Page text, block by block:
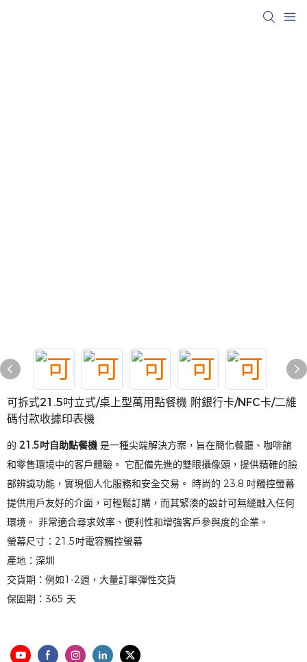
可拆式21.5吋立式/桌上型萬用點餐機 附銀行卡/NFC卡/二維
碼付款收據印表機
的 21.5吋自助點餐機 是一種尖端解決方案，旨在簡化餐廳、咖啡館
和零售環境中的客戶體驗。 它配備先進的雙眼攝像頭，提供精確的臉
部辨識功能，實現個人化服務和安全交易。 時尚的 23.8 吋觸控螢幕
提供用戶友好的介面，可輕鬆訂購，而其緊湊的設計可無縫融入任何
環境。 非常適合尋求效率、便利性和增強客戶參與度的企業。
螢幕尺寸：21.5吋電容觸控螢幕
產地：深圳
交貨期：例如1-2週，大量訂單彈性交貨
保固期：365 天